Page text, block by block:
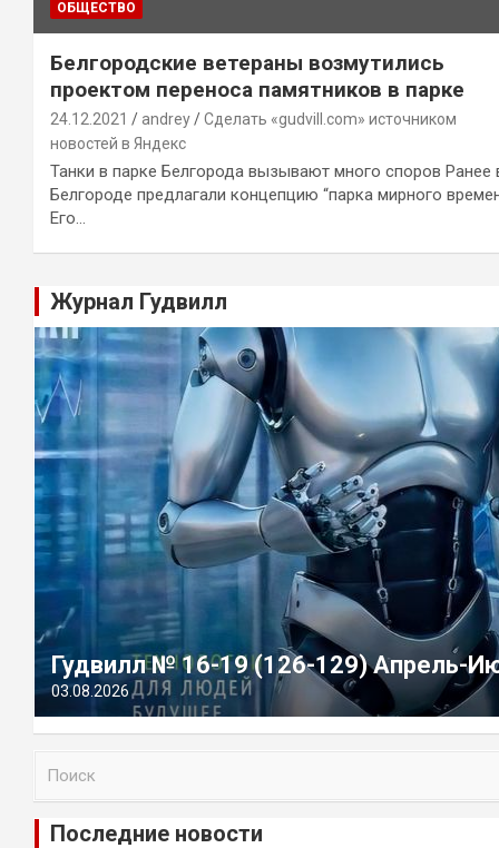
ОБЩЕСТВО
Белгородские ветераны возмутились
проектом переноса памятников в парке
24.12.2021 andrey
Сделать «gudvill.com» источником
новостей в Яндекс
Танки в парке Белгорода вызывают много споров Ранее
Белгороде предлагали концепцию “парка мирного
Его…
Журнал Гудвилл
Гудвилл № 16-19 (126-129) Апрель-
03.08.2026
и
Последние новости